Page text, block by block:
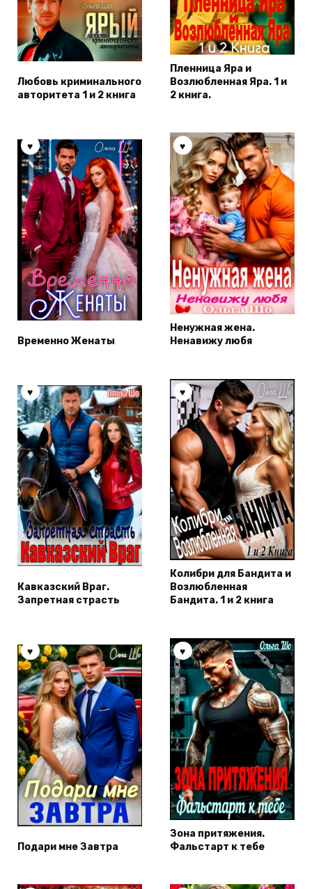
Любовь криминального
авторитета 1 и 2 книга
Пленница Яра и
Возлюбленная Яра. 1 и
2 книга.
Временно Женаты
Ненужная жена.
Ненавижу любя
Кавказский Враг.
Запретная страсть
Колибри для Бандита и
Возлюбленная
Бандита. 1 и 2 книга
Подари мне Завтра
Зона притяжения.
Фальстарт к тебе